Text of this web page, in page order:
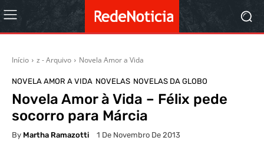
Início z - Arquivo Novela Amor a Vida
NOVELA AMOR A VIDA NOVELAS NOVELAS DA GLOBO
Novela Amor à Vida – Félix pede
socorro para Márcia
By Martha Ramazotti 1 De Novembro De 2013